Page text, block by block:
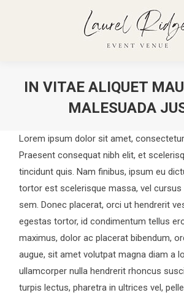
IN VITAE ALIQUET
MALESUADA
Lorem ipsum dolor sit amet,
Praesent consequat nibh elit, et
tincidunt quis. Nam finibus, ipsum eu
tortor est scelerisque massa, vel
sem. Donec placerat, orci ut hendrerit
egestas tortor, id condimentum tellus
maximus, dolor ac placerat bibendum,
augue, sit amet volutpat magna diam a
ullamcorper nulla hendrerit rhoncus
turpis lectus, pharetra in ultrices vel,